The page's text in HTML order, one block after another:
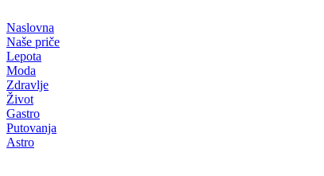
на
садржај
Naslovna
Naše priče
Lepota
Moda
Zdravlje
Život
Gastro
Putovanja
Astro